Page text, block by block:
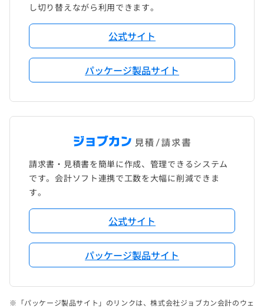
し切り替えながら利用できます。
公式サイト
パッケージ製品サイト
請求書・見積書を簡単に作成、管理できるシステム
です。会計ソフト連携で工数を大幅に削減できま
す。
公式サイト
パッケージ製品サイト
※「パッケージ製品サイト」のリンクは、株式会社ジョブカン会計のウェ